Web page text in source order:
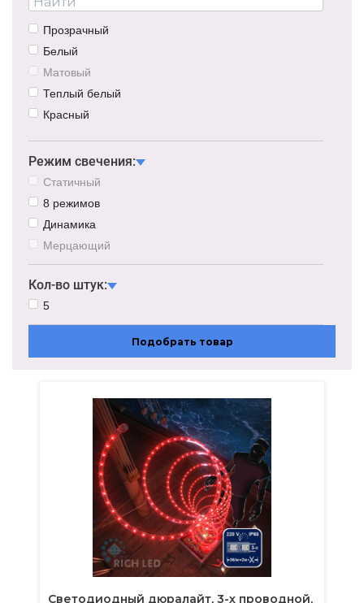
Прозрачный
Белый
Матовый
Теплый белый
Красный
Зеленый
Желтый
Розовый
Фиолетовый
Мультиколор/RGBY
Режим свечения:
Статичный
8 режимов
Динамика
Мерцающий
Кол-во штук:
5
Подобрать товар
Светодиодный дюралайт, 3-х проводной,